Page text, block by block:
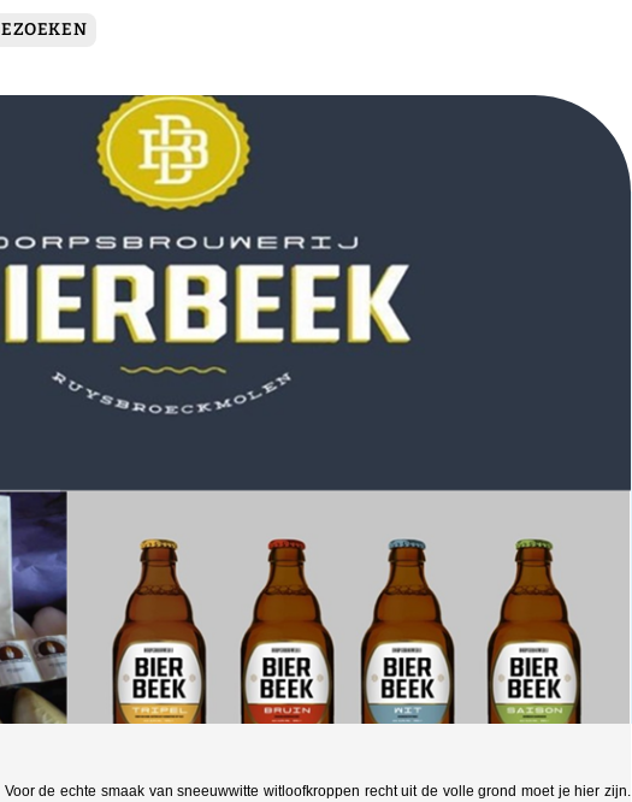
de echte smaak van sneeuwwitte witloofkroppen recht uit de volle grond moet je hier zijn.